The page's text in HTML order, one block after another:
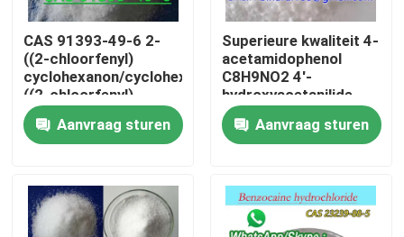
Kwaliteitscontrole
Vraag een offerte
Dagelijkse chemische grondstoffen
Anorganische Chemische producten Grondstof
CAS 91393-49-6 2-
((2-chloorfenyl)
cyclohexanon/cyclohexanon,2-
((2-chloorfenyl)
Aanvraag sturen
Superieure kwaliteit 4-
acetamidophenol
C8H9NO2 4'-
hydroxyacetanilide
CAS 103-90-2
Aanvraag sturen